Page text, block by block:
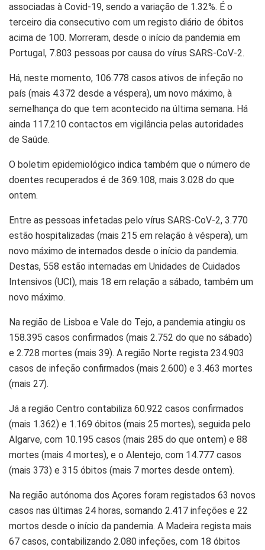
associadas à Covid-19, sendo a variação de 1.32%. É o
terceiro dia consecutivo com um registo diário de óbitos
acima de 100. Morreram, desde o início da pandemia em
Portugal, 7.803 pessoas por causa do vírus SARS-CoV-2.
Há, neste momento, 106.778 casos ativos de infeção no
país (mais 4.372 desde a véspera), um novo máximo, à
semelhança do que tem acontecido na última semana. Há
ainda 117.210 contactos em vigilância pelas autoridades
de Saúde.
O boletim epidemiológico indica também que o número de
doentes recuperados é de 369.108, mais 3.028 do que
ontem.
Entre as pessoas infetadas pelo vírus SARS-CoV-2, 3.770
estão hospitalizadas (mais 215 em relação à véspera), um
novo máximo de internados desde o início da pandemia.
Destas, 558 estão internadas em Unidades de Cuidados
Intensivos (UCI), mais 18 em relação a sábado, também um
novo máximo.
Na região de Lisboa e Vale do Tejo, a pandemia atingiu os
158.395 casos confirmados (mais 2.752 do que no sábado)
e 2.728 mortes (mais 39). A região Norte regista 234.903
casos de infeção confirmados (mais 2.600) e 3.463 mortes
(mais 27).
Já a região Centro contabiliza 60.922 casos confirmados
(mais 1.362) e 1.169 óbitos (mais 25 mortes), seguida pelo
Algarve, com 10.195 casos (mais 285 do que ontem) e 88
mortes (mais 4 mortes), e o Alentejo, com 14.777 casos
(mais 373) e 315 óbitos (mais 7 mortes desde ontem).
Na região autónoma dos Açores foram registados 63 novos
casos nas últimas 24 horas, somando 2.417 infeções e 22
mortos desde o início da pandemia. A Madeira regista mais
67 casos, contabilizando 2.080 infeções, com 18 óbitos